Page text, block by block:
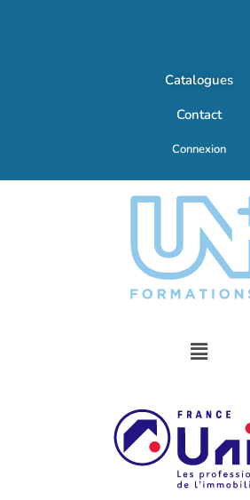
Catalogues
Contact
Connexion